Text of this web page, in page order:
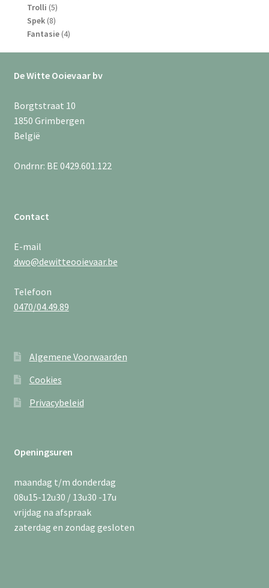
Trolli 55
producten
Spek 88
producten
Fantasie 44
De Witte Ooievaar bv
Borgtstraat 10
1850 Grimbergen
België
Ondrnr: BE 0429.601.122
Contact
E-mail
dwo@dewitteooievaar.be
Telefoon
0470/04.49.89
Algemene Voorwaarden
Cookies
Privacybeleid
Openingsuren
maandag t/m donderdag
08u15-12u30 / 13u30 -17u
vrijdag na afspraak
zaterdag en zondag gesloten